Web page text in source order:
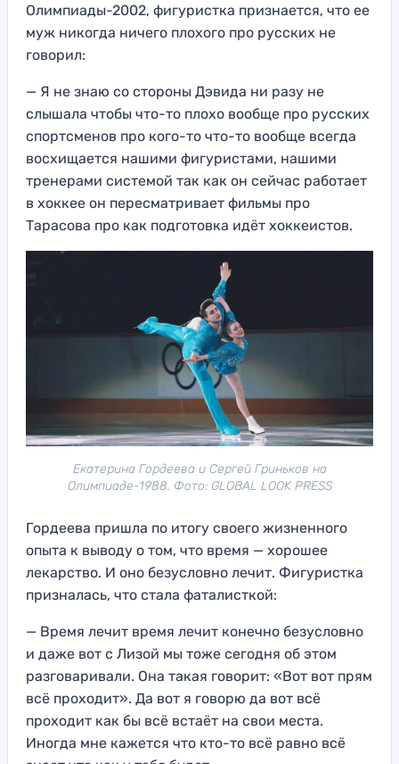
Олимпиады-2002, фигуристка признается, что ее
муж никогда ничего плохого про русских не
говорил:
— Я не знаю со стороны Дэвида ни разу не
слышала чтобы что-то плохо вообще про русских
спортсменов про кого-то что-то вообще всегда
восхищается нашими фигуристами, нашими
тренерами системой так как он сейчас работает
в хоккее он пересматривает фильмы про
Тарасова про как подготовка идёт хоккеистов.
Екатерина Гордеева и Сергей Гриньков на
Олимпиаде-1988. Фото: GLOBAL LOOK PRESS
Гордеева пришла по итогу своего жизненного
опыта к выводу о том, что время — хорошее
лекарство. И оно безусловно лечит. Фигуристка
призналась, что стала фаталисткой:
— Время лечит время лечит конечно безусловно
и даже вот с Лизой мы тоже сегодня об этом
разговаривали. Она такая говорит: «Вот вот прям
всё проходит». Да вот я говорю да вот всё
проходит как бы всё встаёт на свои места.
Иногда мне кажется что кто-то всё равно всё